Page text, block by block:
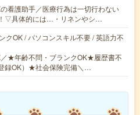
看護助手／医療行為は一切行わない
▽具体的には…・リネンやシ…
クOK / パソコンスキル不要 / 英語力不
★年齢不問・ブランクOK★履歴書不
録OK）★社会保険完備＼…